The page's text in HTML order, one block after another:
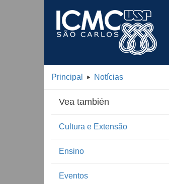
Principal Notícias
Vea también
Cultura e Extensão
Ensino
Eventos